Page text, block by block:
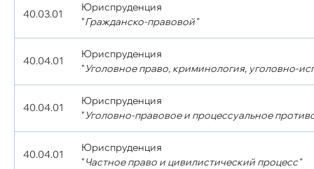
40.03.01
Юриспруденция
"Гражданско-правовой"
40.04.01
Юриспруденция
"Уголовное право, криминология, уголовно-
40.04.01
Юриспруденция
"Уголовно-правовое и процессуальное
40.04.01
Юриспруденция
"Частное право и цивилистический процесс"